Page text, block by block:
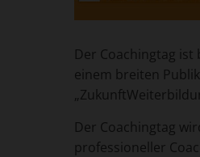
Der Coachingtag
einem breiten
Der Coachingtag
professioneller